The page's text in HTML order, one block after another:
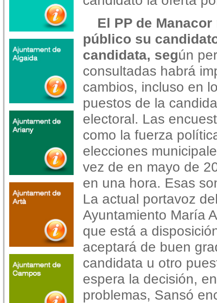
El PP de
público su
candidata, según
consultadas habrá
cambios, incluso en
puestos de la
electoral. Las
como la fuerza
elecciones
vez de en mayo de
en una hora. Esas
La actual portavoz
Ayuntamiento María
que está a
aceptará de buen
candidata u otro
espera la decisión,
problemas, Sansó